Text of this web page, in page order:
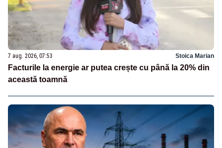
7 aug. 2026, 07:53 Stoica Marian
Facturile la energie ar putea crește cu până la 20% din
această toamnă